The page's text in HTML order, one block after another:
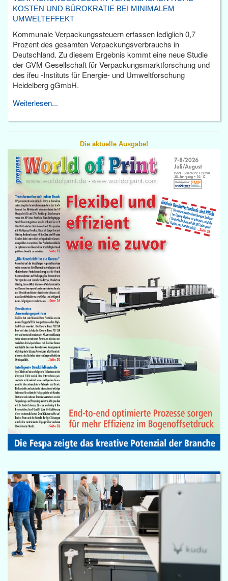
KOSTEN UND BÜROKRATIE BEI MINIMALEM
UMWELTEFFEKT
Kommunale Verpackungssteuern erfassen lediglich 0,7
Prozent des gesamten Verpackungsverbrauchs in
Deutschland. Zu diesem Ergebnis kommt eine neue Studie
der GVM Gesellschaft für Verpackungsmarktforschung und
des ifeu -Instituts für Energie- und Umweltforschung
Heidelberg gGmbH.
Weiterlesen...
Die aktuelle Ausgabe!